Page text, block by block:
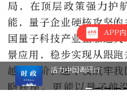
局，在顶层政策强力护
能，量子企业硬核攻坚
国量子科技产业正加速
景应用，稳步实现从跟
越式进阶。这不仅筑牢
略底座，更能以量子前
APP
活力中国调研行